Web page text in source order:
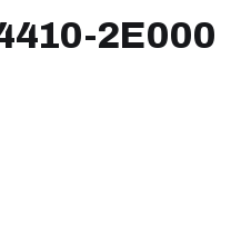
2E000